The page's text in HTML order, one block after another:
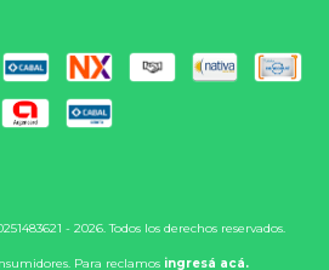
- 2026. Todos los derechos reservados.
Para reclamos ingresá acá.